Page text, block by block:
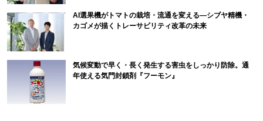
AI選果機がトマトの栽培・流通を変える―シブヤ精機・
カゴメが描くトレーサビリティ改革の未来
気候変動で早く・長く発生する害虫をしっかり防除。通
年使える気門封鎖剤『フーモン』